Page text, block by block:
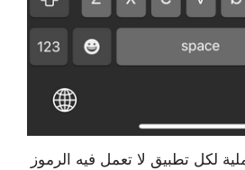
لكل تطبيق لا تعمل فيه الرموز